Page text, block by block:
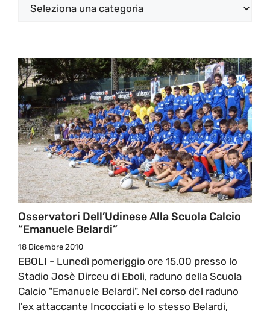
Osservatori Dell’Udinese Alla Scuola Calcio
“Emanuele Belardi”
18 Dicembre 2010
EBOLI - Lunedì pomeriggio ore 15.00 presso lo
Stadio Josè Dirceu di Eboli, raduno della Scuola
Calcio "Emanuele Belardi". Nel corso del raduno
l'ex attaccante Incocciati e lo stesso Belardi,